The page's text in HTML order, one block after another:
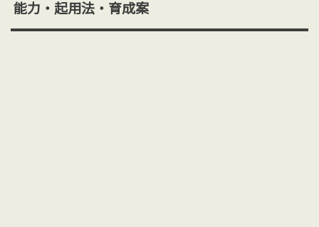
能力・起用法・育成案